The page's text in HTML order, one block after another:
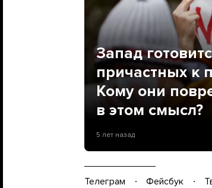
Запад
причастных к
Кому они
в этом смысл?
5 лет назад
Телеграм Фейсбук